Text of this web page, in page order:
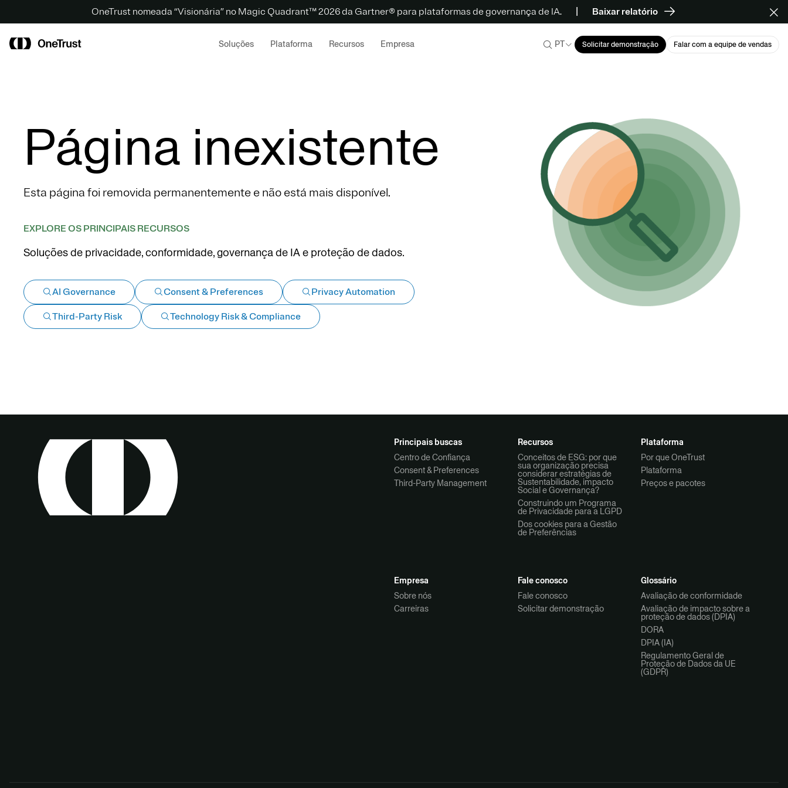
OneTrust nomeada “Visionária” no Magic Quadrant™ 2026 da Gartner® para plataformas de governança de IA. Baixar relatório
Soluções Plataforma Recursos Empresa PT Solicitar demonstração Falar com a equipe de vendas
Página inexistente
Esta página foi removida permanentemente e não está mais disponível.
EXPLORE OS PRINCIPAIS RECURSOS
Soluções de privacidade, conformidade, governança de IA e proteção de dados.
AI Governance Consent & Preferences Privacy Automation
Third-Party Risk Technology Risk & Compliance
Principais buscas
Centro de Confiança
Consent & Preferences
Third-Party Management
Recursos
Conceitos de ESG: por que
sua organização precisa
considerar estratégias de
Sustentabilidade, impacto
Social e Governança?
Construindo um Programa
de Privacidade para a LGPD
Dos cookies para a Gestão
de Preferências
Plataforma
Por que OneTrust
Plataforma
Preços e pacotes
Empresa
Sobre nós
Carreiras
Fale conosco
Fale conosco
Solicitar demonstração
Glossário
Avaliação de conformidade
Avaliação de impacto sobre a
proteção de dados (DPIA)
DORA
DPIA (IA)
Regulamento Geral de
Proteção de Dados da UE
(GDPR)